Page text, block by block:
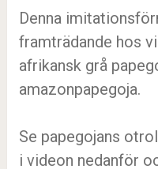
Denna
framträdande hos
afrikansk grå
amazonpapegoja.
Se papegojans
i videon nedanför